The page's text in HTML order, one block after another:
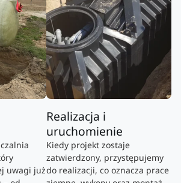
uwagi już
Realizacja i
uruchomienie
Kiedy projekt zostaje
zatwierdzony, przystępujemy
do realizacji, co oznacza prace